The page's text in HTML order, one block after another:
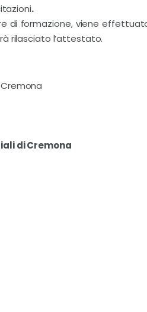
.
di formazione, viene
rilasciato l’attestato.
di Cremona